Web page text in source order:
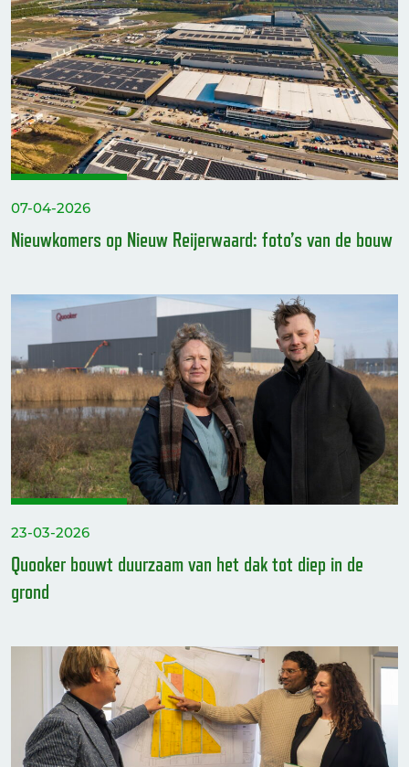
07-04-2026
Nieuwkomers op Nieuw Reijerwaard: foto’s van de bouw
23-03-2026
Quooker bouwt duurzaam van het dak tot diep in de
grond